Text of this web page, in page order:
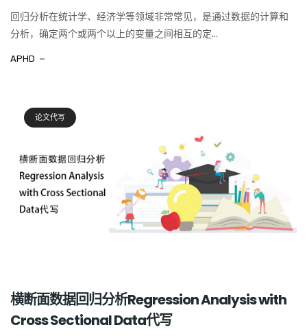
回归分析在统计学、经济学等领域非常常见，是通过数据的计算和
分析，确定两个或两个以上的变量之间相互的定...
APHD
论文代写
横断面数据回归分析Regression Analysis with
Cross Sectional Data代写